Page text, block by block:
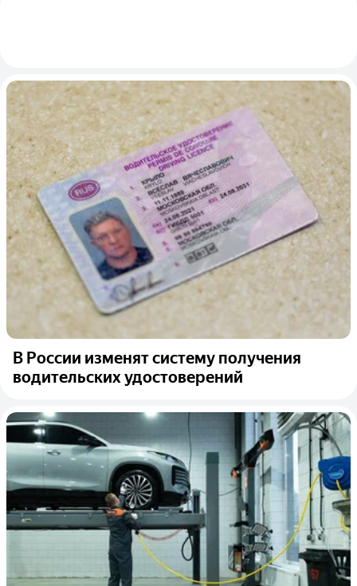
В России изменят систему получения
водительских удостоверений